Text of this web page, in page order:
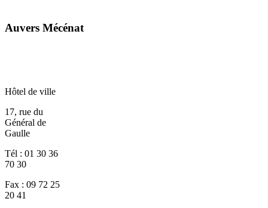
Auvers Mécénat
Hôtel de ville
17, rue du
Général de
Gaulle
Tél : 01 30 36
70 30
Fax : 09 72 25
20 41